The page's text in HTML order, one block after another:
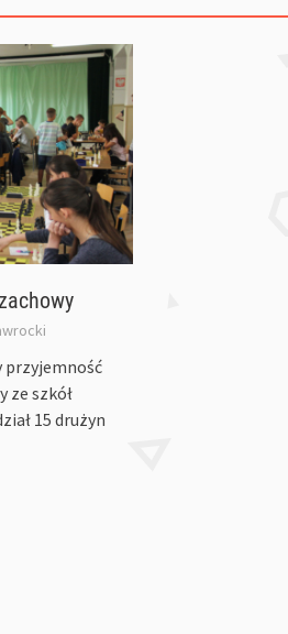
przyjemność
ze szkół
15 drużyn